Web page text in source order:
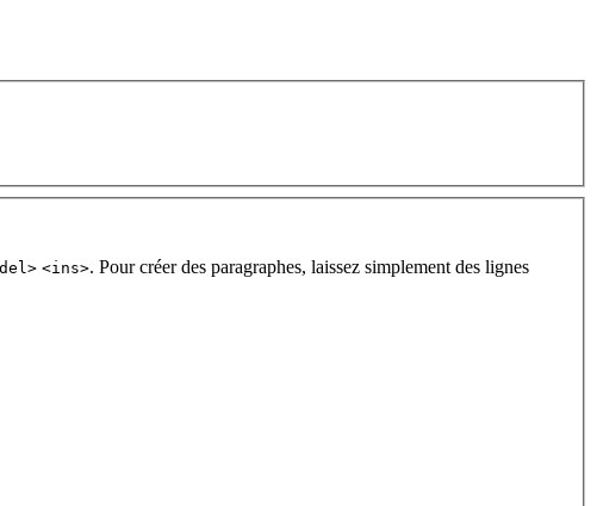
<ins>. Pour créer des paragraphes, laissez simplement des lignes